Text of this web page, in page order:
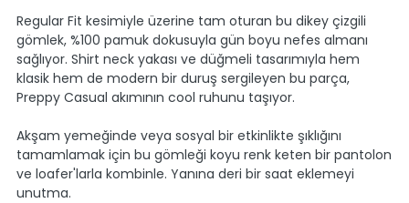
Regular Fit kesimiyle üzerine tam oturan bu dikey çizgili
gömlek, %100 pamuk dokusuyla gün boyu nefes almanı
sağlıyor. Shirt neck yakası ve düğmeli tasarımıyla hem
klasik hem de modern bir duruş sergileyen bu parça,
Preppy Casual akımının cool ruhunu taşıyor.
Akşam yemeğinde veya sosyal bir etkinlikte şıklığını
tamamlamak için bu gömleği koyu renk keten bir pantolon
ve loafer'larla kombinle. Yanına deri bir saat eklemeyi
unutma.